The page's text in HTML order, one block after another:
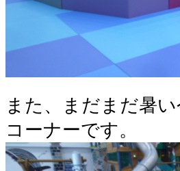
また、まだまだ暑
コーナーです。